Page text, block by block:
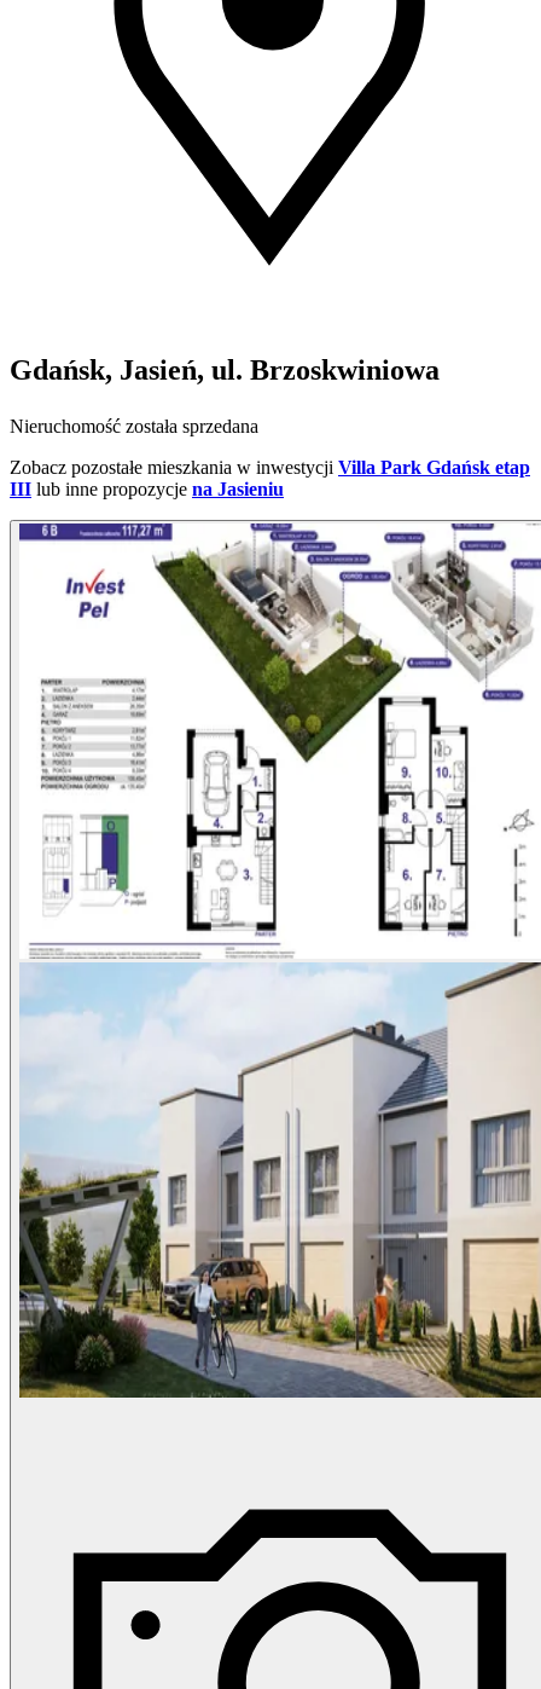
Gdańsk, Jasień, ul. Brzoskwiniowa
Nieruchomość została sprzedana
Zobacz pozostałe mieszkania w inwestycji Villa Park Gdańsk etap
III lub inne propozycje na Jasieniu